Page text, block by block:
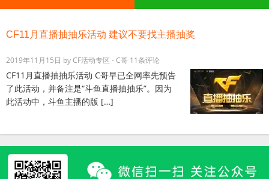
CF11月直播抽抽乐活动 建议不要找主播抽奖
2019年11月15日 byCF活动专区 - C哥 11条评论
CF11月直播抽抽乐活动 C哥早已全网率先预告
了此活动，并备注是“斗鱼直播抽抽乐”。因为
此活动中，斗鱼主播的版 […]